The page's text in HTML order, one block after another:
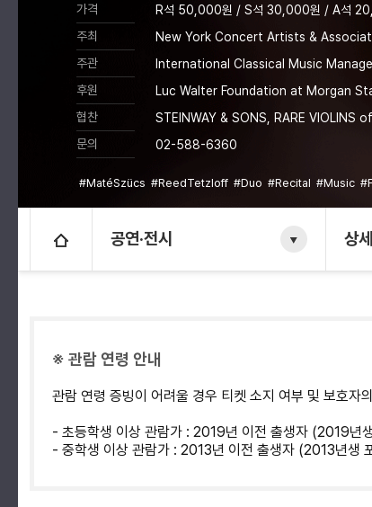
가격
R석 50,000원 / S석 30,000원 / A석
주최
New York Concert Artists &
주관
International Classical Music
후원
Luc Walter Foundation at Morgan
협찬
STEINWAY & SONS, RARE VIOLINS
문의
02-588-6360
#MatéSzücs #ReedTetzloff #Duo #Recital #Music
공연·전시 상
※ 관람 연령 안내
관람 연령 증빙이 어려울 경우 티켓 소지 여부 및 보호자
- 초등학생 이상 관람가 : 2019년 이전 출생자 (2019년
- 중학생 이상 관람가 : 2013년 이전 출생자 (2013년생